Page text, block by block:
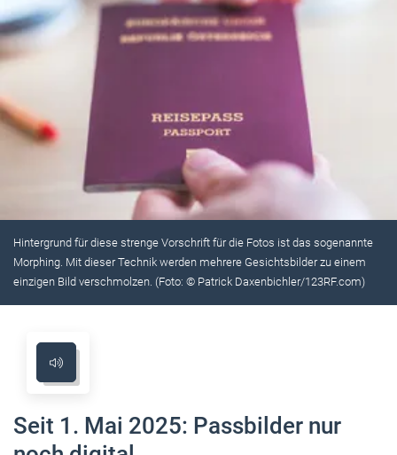
Hintergrund für diese strenge Vorschrift für die Fotos ist das sogenannte
Morphing. Mit dieser Technik werden mehrere Gesichtsbilder zu einem
einzigen Bild verschmolzen. (Foto: © Patrick Daxenbichler/123RF.com)
Seit 1. Mai 2025: Passbilder nur